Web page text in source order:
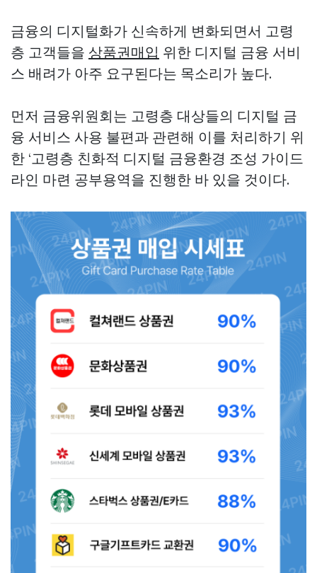
금융의 디지털화가 신속하게 변화되면서 고령
층 고객들을 상품권매입 위한 디지털 금융 서비
스 배려가 아주 요구된다는 목소리가 높다.
먼저 금융위원회는 고령층 대상들의 디지털 금
융 서비스 사용 불편과 관련해 이를 처리하기 위
한 ‘고령층 친화적 디지털 금융환경 조성 가이드
라인 마련 공부용역을 진행한 바 있을 것이다.